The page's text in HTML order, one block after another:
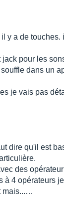
y a de
pour les
dans un
je vais pas
dire qu'il est
des
à 4 opérateurs
mais...…